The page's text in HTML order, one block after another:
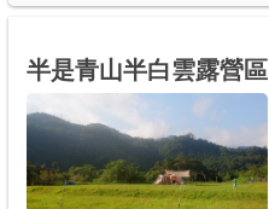
半是青山半白雲露營區